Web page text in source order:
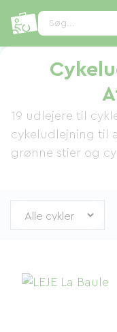
Søg...
19 udlejere til
cykeludlejning til
grønne stier og
CCookie-